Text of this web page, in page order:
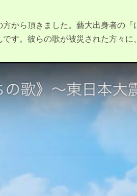
から頂きました。藝大出身者の
す。彼らの歌が被災された方々